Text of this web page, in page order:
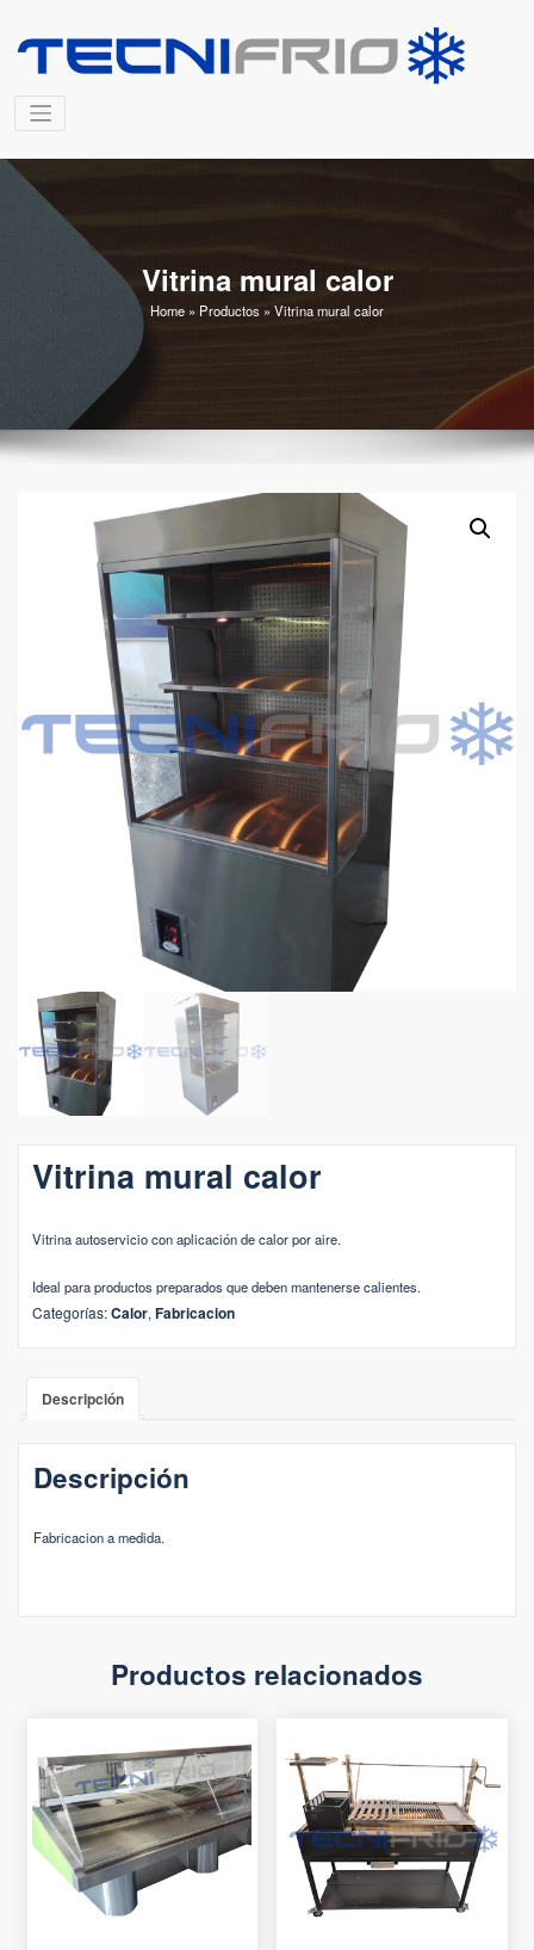
Vitrina mural calor
Home » Productos » Vitrina mural calor
Vitrina mural calor
Vitrina autoservicio con aplicación de calor por aire.
Ideal para productos preparados que deben mantenerse calientes.
Categorías:Calor, Fabricacion
Descripción
Descripción
Fabricacion a medida.
Productos relacionados